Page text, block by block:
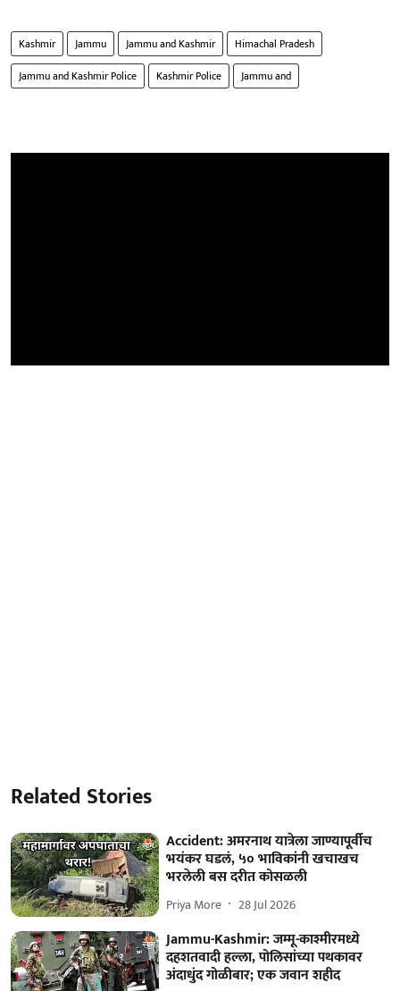
Kashmir Jammu Jammu and Kashmir
Himachal Pradesh
Jammu and Kashmir Police
Kashmir Police Jammu and
Related Stories
Accident: अमरनाथ यात्रेला जाण्यापूर्वीच
भयंकर घडलं, ५० भाविकांनी खचाखच
भरलेली बस दरीत कोसळली
Priya More 28 Jul 2026
Jammu-Kashmir: जम्मू-काश्मीरमध्ये
दहशतवादी हल्ला, पोलिसांच्या पथकावर
अंदाधुंद गोळीबार; एक जवान शहीद